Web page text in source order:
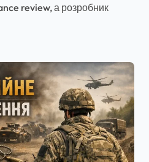
review, а розробник